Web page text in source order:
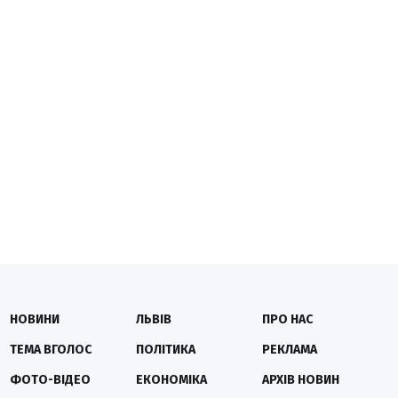
НОВИНИ
ТЕМА ВГОЛОС
ФОТО-ВІДЕО
ЛЬВІВ
ПОЛІТИКА
ЕКОНОМІКА
ПРО НАС
РЕКЛАМА
АРХІВ НОВИН